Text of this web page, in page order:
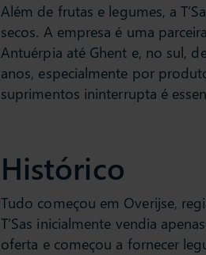
Além de frutas e legumes, a
secos. A empresa é uma
Antuérpia até Ghent e, no sul,
anos, especialmente por
suprimentos ininterrupta é
Histórico
Tudo começou em Overijse,
T’Sas inicialmente vendia
oferta e começou a fornecer